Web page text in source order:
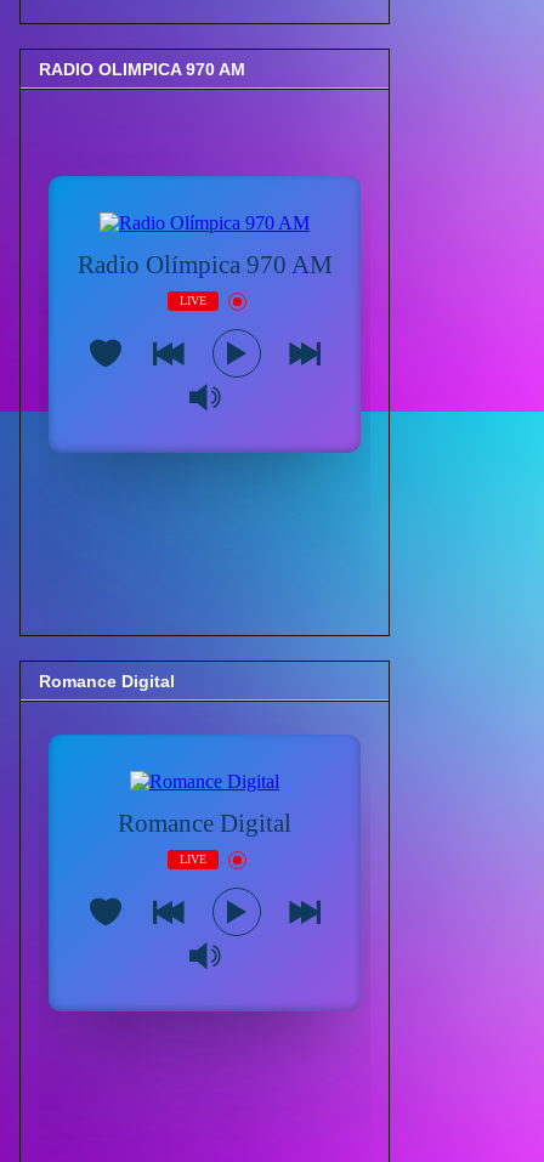
RADIO OLIMPICA 970 AM
Romance Digital